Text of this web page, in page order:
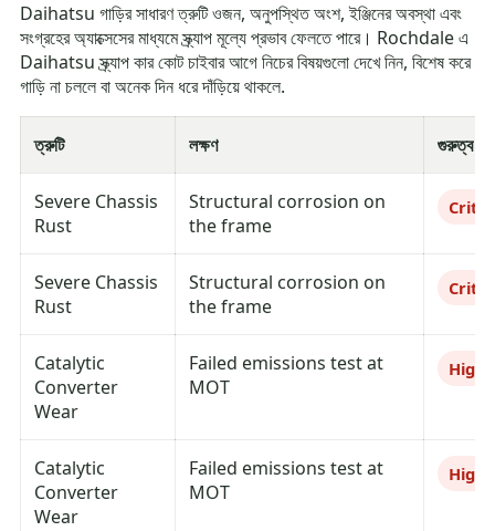
Daihatsu গাড়ির সাধারণ ত্রুটি ওজন, অনুপস্থিত অংশ, ইঞ্জিনের অবস্থা এবং
সংগ্রহের অ্যাক্সেসের মাধ্যমে স্ক্র্যাপ মূল্যে প্রভাব ফেলতে পারে। Rochdale এ
Daihatsu স্ক্র্যাপ কার কোট চাইবার আগে নিচের বিষয়গুলো দেখে নিন, বিশেষ করে
গাড়ি না চললে বা অনেক দিন ধরে দাঁড়িয়ে থাকলে.
ত্রুটি লক্ষণ গুরুত্ব
Severe Chassis
Rust
Structural corrosion on
the frame
Severe Chassis
Rust
Structural corrosion on
the frame
Catalytic
Converter
Wear
Failed emissions test at
MOT
High
Catalytic
Converter
Wear
Failed emissions test at
MOT
High